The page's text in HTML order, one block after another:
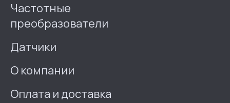
Частотные
преобразователи
Датчики
О компании
Оплата и доставка